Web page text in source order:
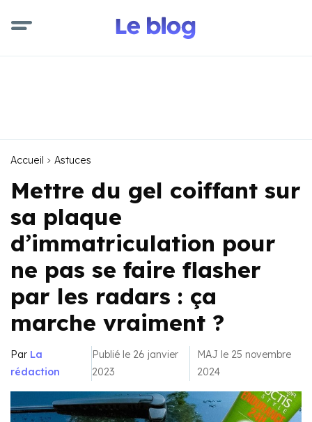
Accueil Astuces
Mettre du gel coiffant sur
sa plaque
d’immatriculation pour
ne pas se faire flasher
par les radars : ça
marche vraiment ?
Par La
rédaction
Publié le 26 janvier
2023
MAJ le 25 novembre
2024